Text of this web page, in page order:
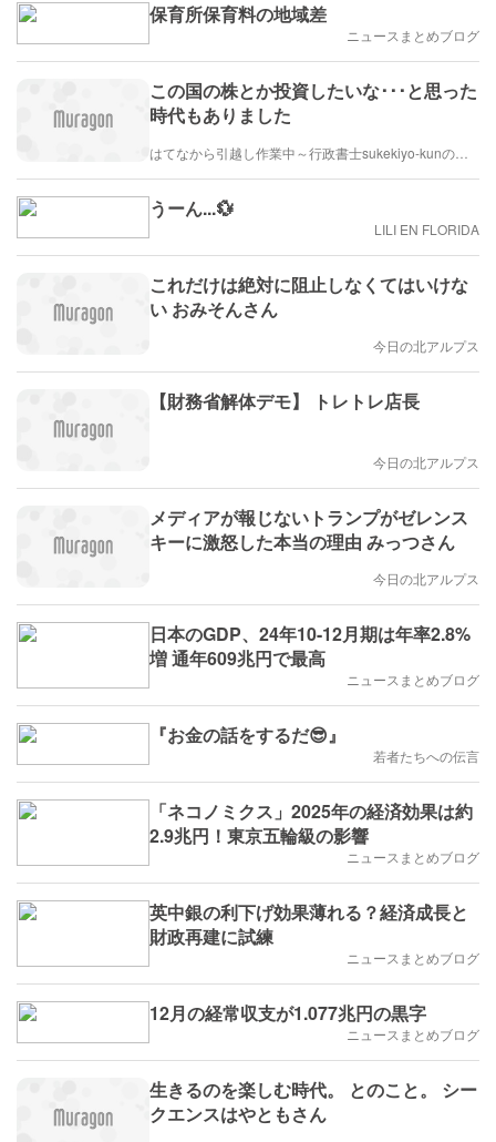
保育所保育料の地域差
ニュースまとめブログ
この国の株とか投資したいな･･･と思った
時代もありました
うーん...💱
LILI EN FLORIDA
これだけは絶対に阻止しなくてはいけな
い おみそんさん
今日の北アルプス
【財務省解体デモ】 トレトレ店長
今日の北アルプス
メディアが報じないトランプがゼレンス
キーに激怒した本当の理由 みっつさん
今日の北アルプス
日本のGDP、24年10-12月期は年率2.8%
増 通年609兆円で最高
ニュースまとめブログ
『お金の話をするだ😎』
若者たちへの伝言
「ネコノミクス」2025年の経済効果は約
2.9兆円！東京五輪級の影響
ニュースまとめブログ
英中銀の利下げ効果薄れる？経済成長と
財政再建に試練
ニュースまとめブログ
12月の経常収支が1.077兆円の黒字
ニュースまとめブログ
生きるのを楽しむ時代。 とのこと。 シー
クエンスはやともさん